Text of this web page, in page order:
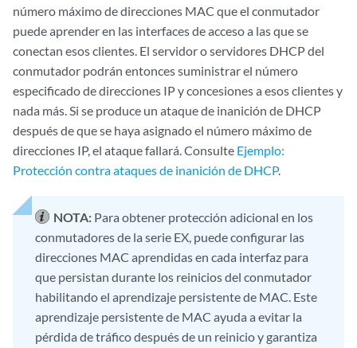
número máximo de direcciones MAC que el conmutador
puede aprender en las interfaces de acceso a las que se
conectan esos clientes. El servidor o servidores DHCP del
conmutador podrán entonces suministrar el número
especificado de direcciones IP y concesiones a esos clientes y
nada más. Si se produce un ataque de inanición de DHCP
después de que se haya asignado el número máximo de
direcciones IP, el ataque fallará. Consulte Ejemplo:
Protección contra ataques de inanición de DHCP.
NOTA: Para obtener protección adicional en los
conmutadores de la serie EX, puede configurar las
direcciones MAC aprendidas en cada interfaz para
que persistan durante los reinicios del conmutador
habilitando el aprendizaje persistente de MAC. Este
aprendizaje persistente de MAC ayuda a evitar la
pérdida de tráfico después de un reinicio y garantiza